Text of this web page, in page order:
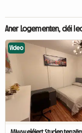
Aner Logementen, déi
Video